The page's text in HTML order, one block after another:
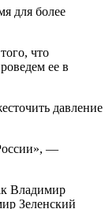
для более
что
ее в
давление
—
Владимир
Зеленский